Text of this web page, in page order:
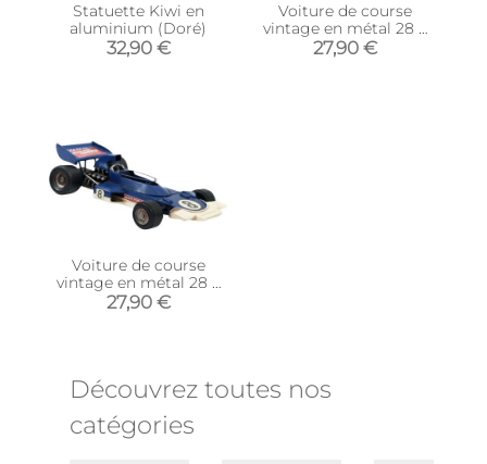
Statuette Kiwi en
aluminium (Doré)
32,90 €
Voiture de course
vintage en métal 28 x
16 x 8 cm (Rouge)
27,90 €
Voiture de course
vintage en métal 28 x
16 x 8 cm (Bleu)
27,90 €
Découvrez toutes nos
catégories